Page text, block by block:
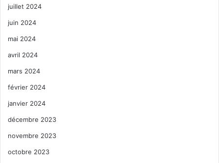
juillet 2024
juin 2024
mai 2024
avril 2024
mars 2024
février 2024
janvier 2024
décembre 2023
novembre 2023
octobre 2023